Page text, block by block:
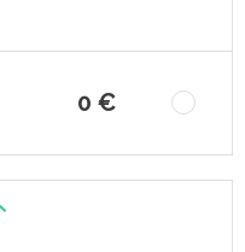
0 €